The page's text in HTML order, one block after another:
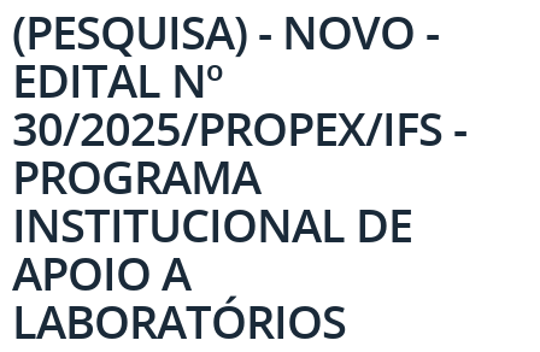
(PESQUISA) - NOVO -
EDITAL Nº
30/2025/PROPEX/IFS -
PROGRAMA
INSTITUCIONAL DE
APOIO A
LABORATÓRIOS